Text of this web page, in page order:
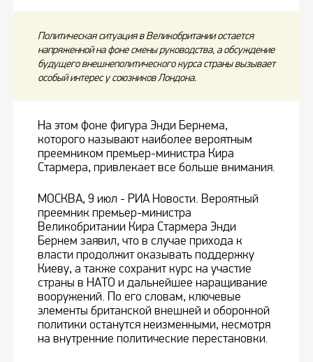
Политическая ситуация в Великобритании остается
напряженной на фоне смены руководства, а обсуждение
будущего внешнеполитического курса страны вызывает
особый интерес у союзников Лондона.
На этом фоне фигура Энди Бернема,
которого называют наиболее вероятным
преемником премьер-министра Кира
Стармера, привлекает все больше внимания.
МОСКВА, 9 июл - РИА Новости. Вероятный
преемник премьер-министра
Великобритании Кира Стармера Энди
Бернем заявил, что в случае прихода к
власти продолжит оказывать поддержку
Киеву, а также сохранит курс на участие
страны в НАТО и дальнейшее наращивание
вооружений. По его словам, ключевые
элементы британской внешней и оборонной
политики останутся неизменными, несмотря
на внутренние политические перестановки.